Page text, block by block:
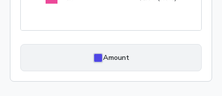
Amount